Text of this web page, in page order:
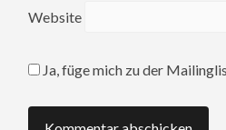
Website
Ja, füge mich zu der